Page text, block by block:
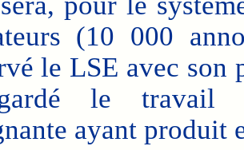
(10 000
le LSE avec
le travail
ayant